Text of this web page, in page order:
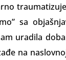
sa
uradila
na